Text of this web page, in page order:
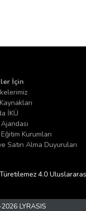
İçin
İKÜ
Kurumları
Satın Alma Duyuruları
4.0
LYRASIS